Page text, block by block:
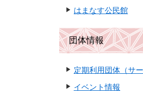
はまなす公民館
団体情報
定期利用団体（サ
イベント情報